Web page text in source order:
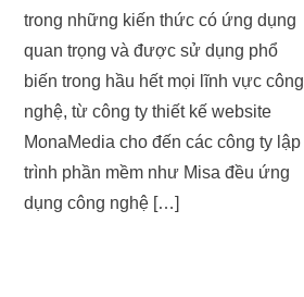
trong những kiến thức có ứng dụng
quan trọng và được sử dụng phổ
biến trong hầu hết mọi lĩnh vực công
nghệ, từ công ty thiết kế website
MonaMedia cho đến các công ty lập
trình phần mềm như Misa đều ứng
dụng công nghệ […]